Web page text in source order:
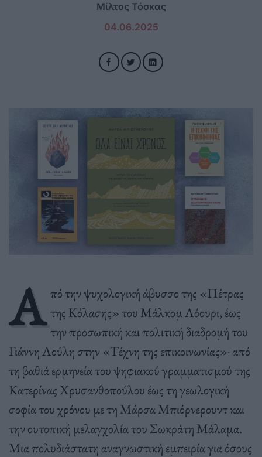
Μίλτος Τόσκας
04.06.2025
Α πό την ψυχολογική άβυσσο της «Πέτρας
της Κόλασης» του Μάλκομ Λόουρι, έως
την προσωπική και πολιτική διαδρομή του
Γιάννη Λούλη στην «Τέχνη της επικοινωνίας»· από
τη βαθιά ερμηνεία του ψηφιακού γραμματισμού της
Κατερίνας Χρυσανθοπούλου έως τη γεωλογική
σοφία του χρόνου με τη Μάρσα Μπιόρνερουντ και
την ουτοπική μελαγχολία του Σωκράτη Μάλαμα.
Μια πολυδιάστατη αναγνωστική εμπειρία για όσους